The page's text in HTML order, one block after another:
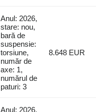
Anul: 2026,
stare: nou,
bară de
suspensie:
torsiune,
număr de
axe: 1,
numărul de
paturi: 3
8.648 EUR
Anul: 2026,